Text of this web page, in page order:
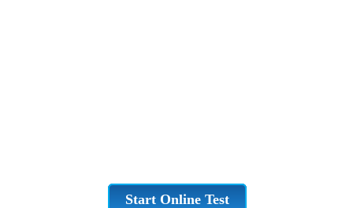
Start Online Test